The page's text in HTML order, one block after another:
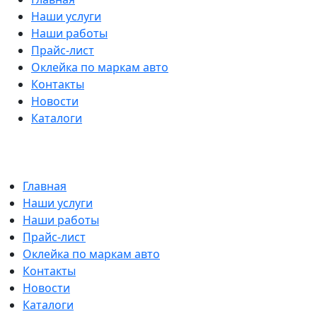
Наши услуги
Наши работы
Прайс-лист
Оклейка по маркам авто
Контакты
Новости
Каталоги
Главная
Наши услуги
Наши работы
Прайс-лист
Оклейка по маркам авто
Контакты
Новости
Каталоги